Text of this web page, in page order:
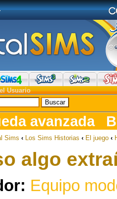
Usuario
avanzada
Sims ‹ Los Sims Historias ‹ El juego ‹
algo
Equipo